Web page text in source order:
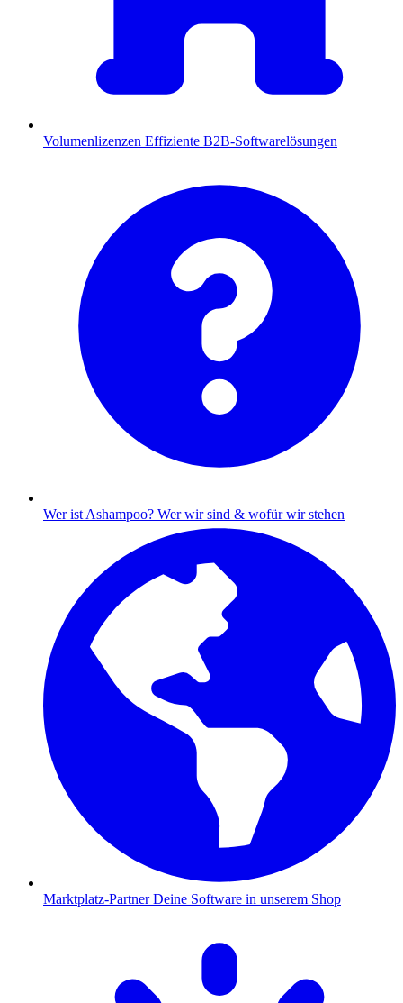
Volumenlizenzen Effiziente B2B-Softwarelösungen
Wer ist Ashampoo? Wer wir sind & wofür wir stehen
Marktplatz-Partner Deine Software in unserem Shop